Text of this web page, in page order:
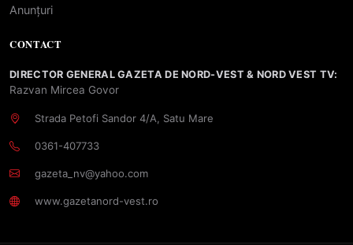
Anunțuri
CONTACT
DIRECTOR GENERAL GAZETA DE NORD-VEST & NORD VEST TV:
Razvan Mircea Govor
Strada Petofi Sandor 4/A, Satu Mare
0361-407733
gazeta_nv@yahoo.com
www.gazetanord-vest.ro